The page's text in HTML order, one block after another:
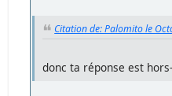
Citation de: Palomito le
donc ta réponse est